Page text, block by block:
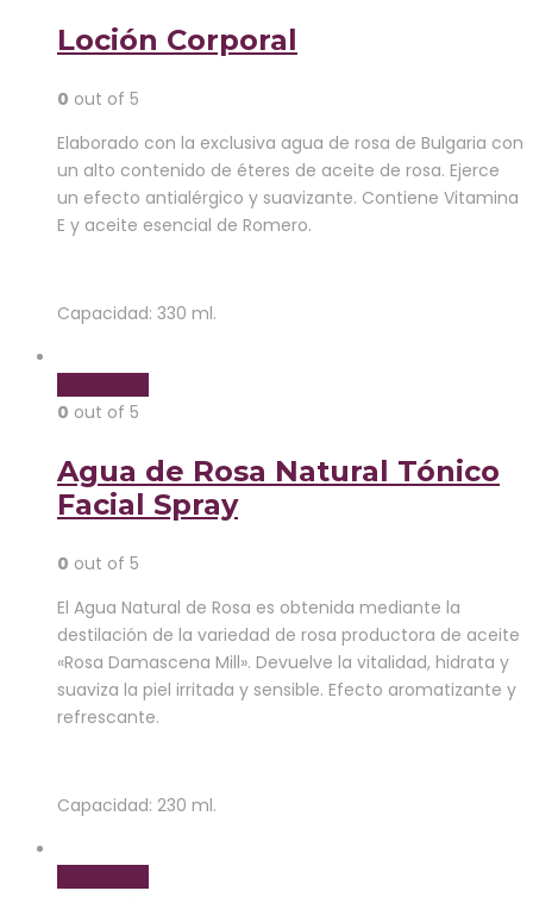
Loción Corporal
0 out of 5
Elaborado con la exclusiva agua de rosa de Bulgaria con
un alto contenido de éteres de aceite de rosa. Ejerce
un efecto antialérgico y suavizante. Contiene Vitamina
E y aceite esencial de Romero.
Capacidad: 330 ml.
0 out of 5
Agua de Rosa Natural Tónico
Facial Spray
0 out of 5
El Agua Natural de Rosa es obtenida mediante la
destilación de la variedad de rosa productora de aceite
«Rosa Damascena Mill». Devuelve la vitalidad, hidrata y
suaviza la piel irritada y sensible. Efecto aromatizante y
refrescante.
Capacidad: 230 ml.